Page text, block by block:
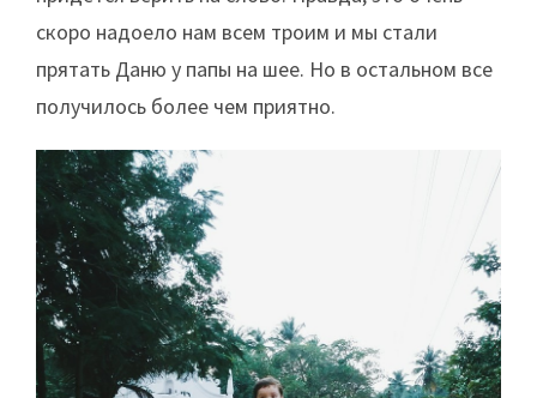
скоро надоело нам всем троим и мы стали
прятать Даню у папы на шее. Но в остальном все
получилось более чем приятно.